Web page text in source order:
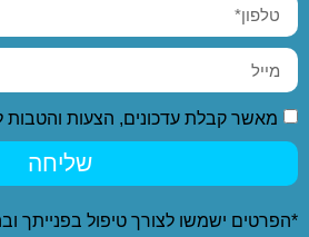
מאשר קבלת עדכונים, הצעות והטבות
שליחה
*הפרטים ישמשו לצורך טיפול בפנייתך